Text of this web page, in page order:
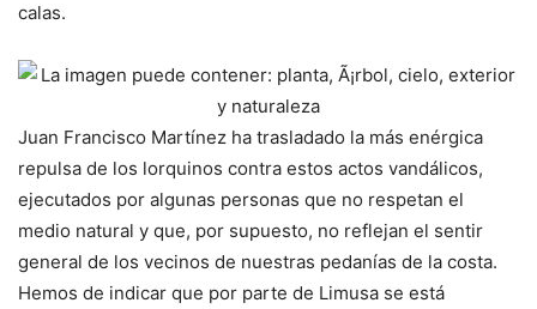
calas.
Juan Francisco Martínez ha trasladado la más enérgica
repulsa de los lorquinos contra estos actos vandálicos,
ejecutados por algunas personas que no respetan el
medio natural y que, por supuesto, no reflejan el sentir
general de los vecinos de nuestras pedanías de la costa.
Hemos de indicar que por parte de Limusa se está